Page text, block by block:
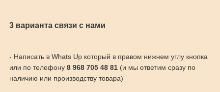
3 варианта связи с нами
- Написать в Whats Up который в правом нижнем углу кнопка
или по телефону 8 968 705 48 81(и мы ответим сразу по
наличию или производству товара)